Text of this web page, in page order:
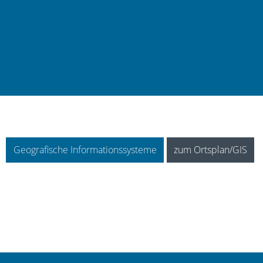
Geografische Informationssysteme zum Ortsplan/GIS